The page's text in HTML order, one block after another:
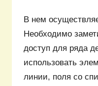
В нем
Необходимо
доступ для ряда
использовать
линии, поля со